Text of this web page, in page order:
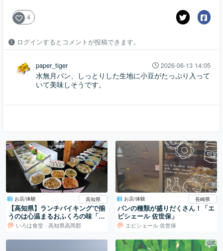
4
ログインするとコメントが投稿できます。
paper_tiger 2026-06-13 14:05
水無月パン、しっとりした生地に小豆がたっぷり入って
いて美味しそうです。
お店/体験 高知県
【高知県】ランチバイキングで揃
うのは心温まるおふくろの味「い
ろは食堂」
いろは食堂 - 高知県高岡郡
お店/体験 長崎県
パンの種類が盛りだくさん！「エ
ピシェール 佐世保」
エピシェール 佐世保
公式